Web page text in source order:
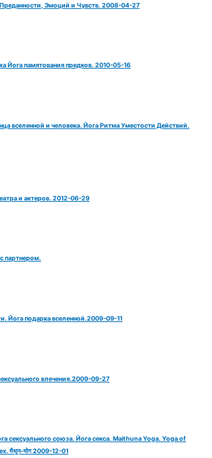
Эмоций и Чувств. 2008-04-27
Йога памятования предков. 2010-05-16
вселенной и человека. Йога Ритма Уместости Действий.
и актеров. 2012-06-29
партнером.
Йога подарка вселенной.2009-09-11
влечения.2009-09-27
сексуального союза. Йога секса. Maithuna Yoga. Yoga of
मैथुन-योग 2009-12-01